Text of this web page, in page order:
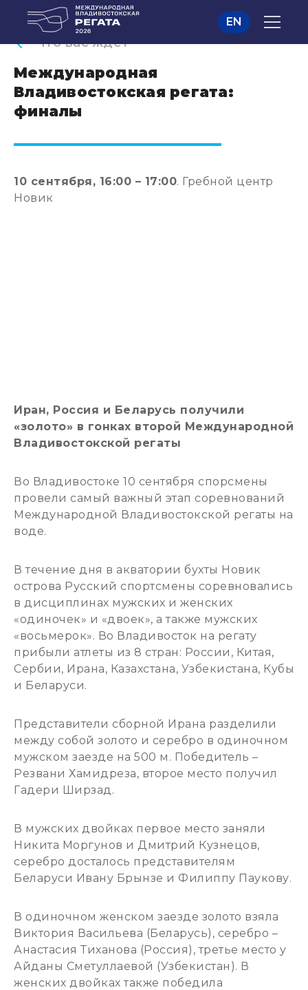
EN
Что вас ждет
Международная
Владивостокская регата:
финалы
10 сентября, 16:00 – 17:00. Гребной центр
Новик
Иран, Россия и Беларусь получили
«золото» в гонках второй Международной
Владивостокской регаты
Во Владивостоке 10 сентября спорсмены
провели самый важный этап соревнований
Международной Владивостокской регаты на
воде.
В течение дня в акватории бухты Новик
острова Русский спортсмены соревновались
в дисциплинах мужских и женских
«одиночек» и «двоек», а также мужских
«восьмерок». Во Владивосток на регату
прибыли атлеты из 8 стран: России, Китая,
Сербии, Ирана, Казахстана, Узбекистана, Кубы
и Беларуси.
Представители сборной Ирана разделили
между собой золото и серебро в одиночном
мужском заезде на 500 м. Победитель –
Резвани Хамидреза, второе место получил
Гадери Ширзад.
В мужских двойках первое место заняли
Никита Моргунов и Дмитрий Кузнецов,
серебро досталось представителям
Беларуси Ивану Брынзе и Филиппу Паукову.
В одиночном женском заезде золото взяла
Виктория Васильева (Беларусь), серебро –
Анастасия Тиханова (Россия), третье место у
Айданы Сметуллаевой (Узбекистан). В
женских двойках также победила